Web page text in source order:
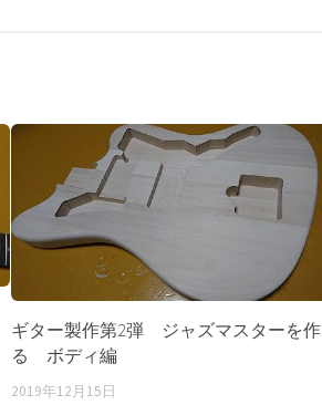
ギター製作第2弾 ジャズマスターを作
る ボディ編
2019年12月15日